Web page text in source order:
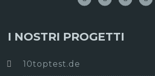
I NOSTRI PROGETTI
10toptest.de